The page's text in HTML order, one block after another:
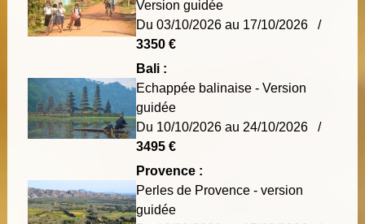
Version guidée
Du 03/10/2026 au 17/10/2026 /
3350 €
Bali :
Echappée balinaise - Version
guidée
Du 10/10/2026 au 24/10/2026 /
3495 €
Provence :
Perles de Provence - version
guidée